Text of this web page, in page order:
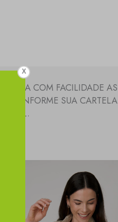
COM FACILIDADE AS
CONFORME SUA CARTELA
X